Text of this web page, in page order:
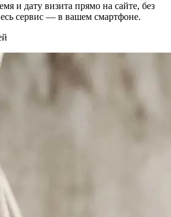
и дату визита прямо на сайте, без
сервис — в вашем смартфоне.